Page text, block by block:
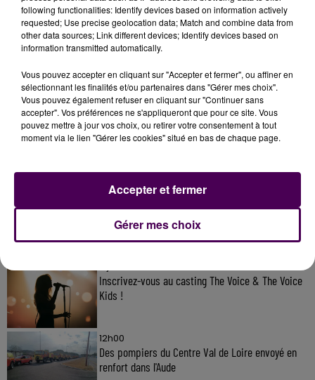
31 juillet 2026
Gagnez vos entrées à Terra Botanica !
Inscrivez-vous au casting The Voice & The Voice
Kids !
12h00
Des pompiers du Centre Val de Loire envoyé en
renfort dans l'Aude
following functionalities: Identify devices based on information actively
requested; Use precise geolocation data; Match and combine data from
other data sources; Link different devices; Identify devices based on
information transmitted automatically.
Vous pouvez accepter en cliquant sur "Accepter et fermer", ou affiner en
sélectionnant les finalités et/ou partenaires dans "Gérer mes choix".
Vous pouvez également refuser en cliquant sur "Continuer sans
accepter". Vos préférences ne s'appliqueront que pour ce site. Vous
pouvez mettre à jour vos choix, ou retirer votre consentement à tout
moment via le lien "Gérer les cookies" situé en bas de chaque page.
Gérer mes choix
Accepter et fermer